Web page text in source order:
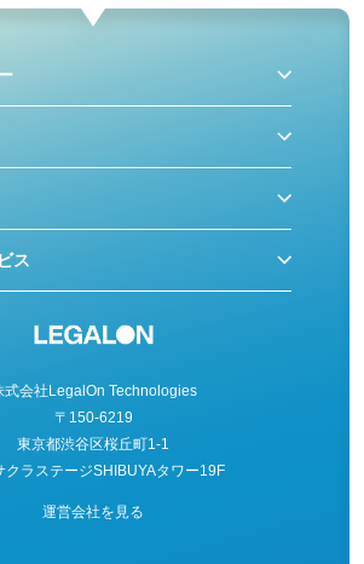
ス
式会社LegalOn Technologies
〒150-6219
東京都渋谷区桜丘町1-1
クラステージSHIBUYAタワー19F
運営会社を見る